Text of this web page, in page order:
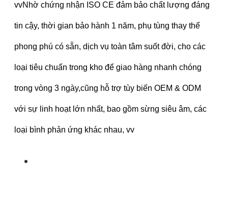
vvNhờ chứng nhận ISO CE đảm bảo chất lượng đáng
tin cậy, thời gian bảo hành 1 năm, phụ tùng thay thế
phong phú có sẵn, dịch vụ toàn tâm suốt đời, cho các
loại tiêu chuẩn trong kho để giao hàng nhanh chóng
trong vòng 3 ngày,cũng hỗ trợ tùy biến OEM & ODM
với sự linh hoạt lớn nhất, bao gồm sừng siêu âm, các
loại bình phản ứng khác nhau, vv